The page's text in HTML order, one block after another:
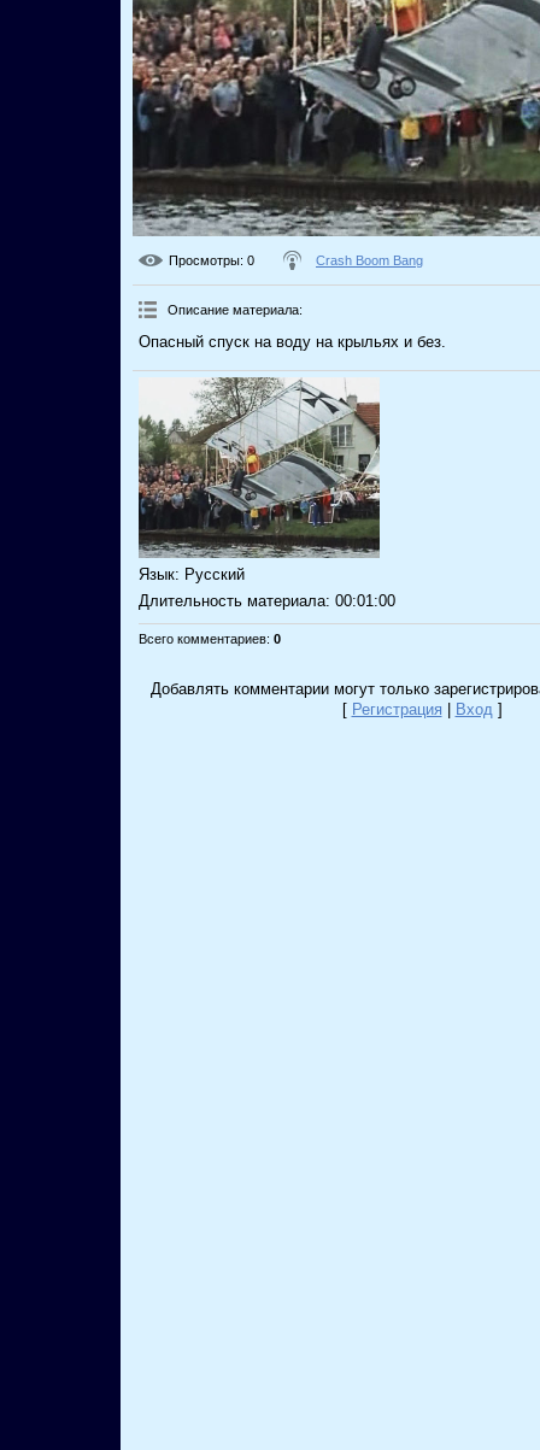
Просмотры: 0 Crash Boom Bang
Описание материала:
Опасный спуск на воду на крыльях и без.
Язык: Русский
Длительность материала: 00:01:00
Всего комментариев: 0
Добавлять комментарии могут только
[ Регистрация | Вход ]